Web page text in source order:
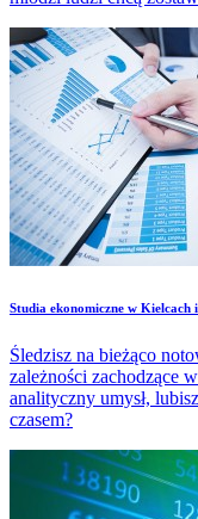
Studia ekonomiczne w
Śledzisz na bieżąco
zależności zachodzące
analityczny umysł,
czasem?